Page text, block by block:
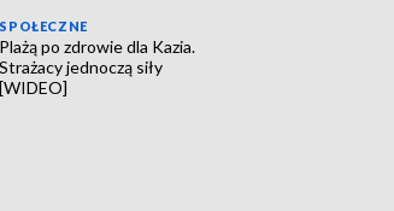
SPOŁECZNE
Plażą po zdrowie dla Kazia.
Strażacy jednoczą siły
[WIDEO]